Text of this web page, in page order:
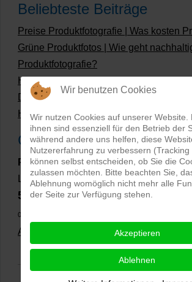
Beliebteste Beiträge
Preise Produktfotografie | Was kosten
Grüne Produktfotos | Wie geht
Produktfotografie?
Hollow Man Fotografie | Darauf kommt
Dateiformate und Bilder mit
Hollowman und Produktfotografie
Google Rezensionen
PRO-ducto GmbH, Fotografie und
Lichtenau
5,0⭐⭐⭐⭐⭐bei144 Google-
02.01.2026)
Alle Rezensionen ansehen|Bewertung
Wir benutzen Cookies
Wir nutzen Cookies auf unserer Website.
ihnen sind essenziell für den Betrieb der
während andere uns helfen, diese
Nutzererfahrung zu verbessern (Tracking
können selbst entscheiden, ob Sie die
zulassen möchten. Bitte beachten Sie,
Ablehnung womöglich nicht mehr alle
der Seite zur Verfügung stehen.
Akzeptieren
Ablehnen